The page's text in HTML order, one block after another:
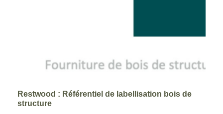
Restwood : Référentiel de labellisation bois de
structure